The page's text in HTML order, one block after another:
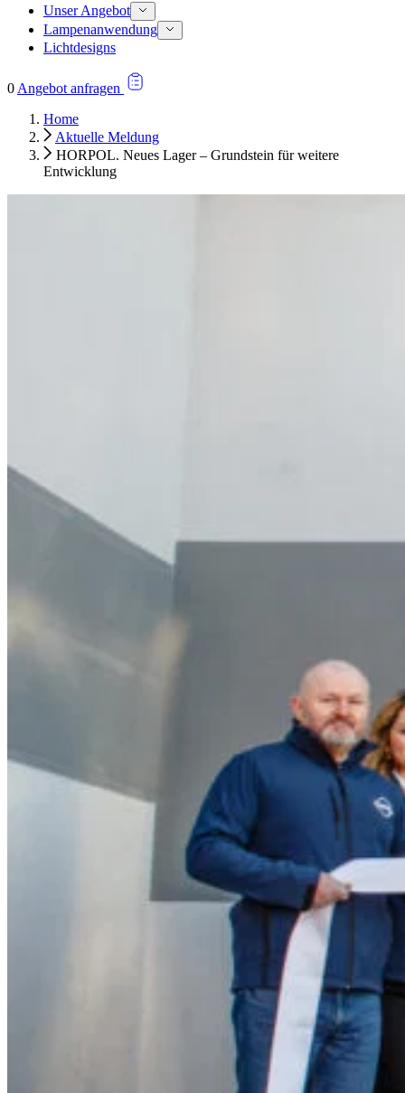
Unser Angebot
Lampenanwendung
Lichtdesigns
0 Angebot anfragen
Home
Aktuelle Meldung
HORPOL. Neues Lager – Grundstein für weitere
Entwicklung